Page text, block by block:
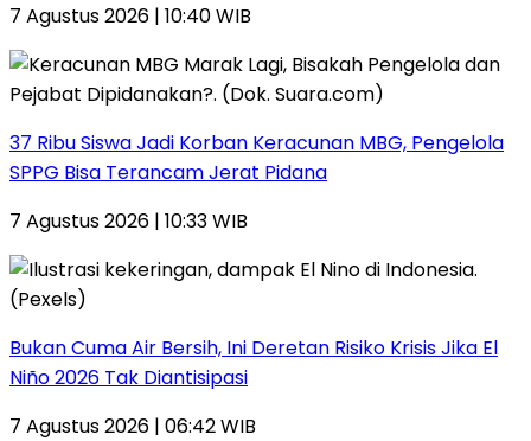
7 Agustus 2026 | 10:40 WIB
37 Ribu Siswa Jadi Korban Keracunan MBG, Pengelola
SPPG Bisa Terancam Jerat Pidana
7 Agustus 2026 | 10:33 WIB
Bukan Cuma Air Bersih, Ini Deretan Risiko Krisis Jika El
Niño 2026 Tak Diantisipasi
7 Agustus 2026 | 06:42 WIB